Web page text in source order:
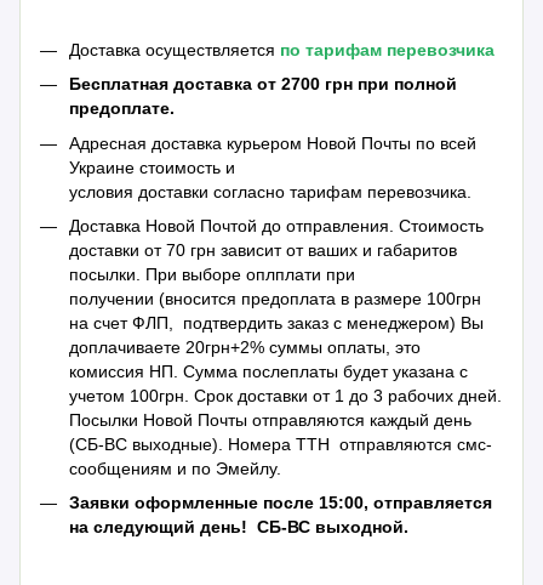
Доставка осуществляется по тарифам перевозчика
Бесплатная доставка от 2700 грн при полной
предоплате.
Адресная доставка курьером Новой Почты по всей
Украине стоимость и
условия доставки согласно тарифам перевозчика.
Доставка Новой Почтой до отправления. Стоимость
доставки от 70 грн зависит от ваших и габаритов
посылки. При выборе оплплати при
получении (вносится предоплата в размере 100грн
на счет ФЛП, подтвердить заказ с менеджером) Вы
доплачиваете 20грн+2% суммы оплаты, это
комиссия НП. Сумма послеплаты будет указана с
учетом 100грн. Срок доставки от 1 до 3 рабочих дней.
Посылки Новой Почты отправляются каждый день
(СБ-ВС выходные). Номера ТТН отправляются смс-
сообщениям и по Эмейлу.
Заявки оформленные после 15:00, отправляется
на следующий день! СБ-ВС выходной.